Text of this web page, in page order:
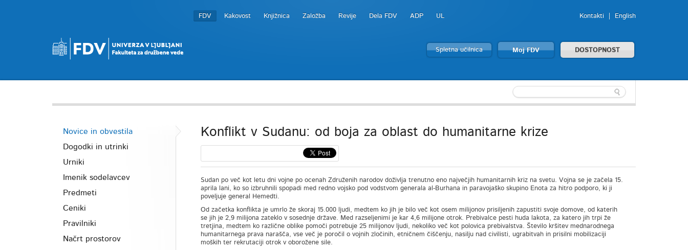
FDV Kakovost Knjižnica Založba Revije Dela FDV ADP UL Kontakti English
Spletna učilnica Moj FDV DOSTOPNOST
Novice in obvestila
Dogodki in utrinki
Urniki
Imenik sodelavcev
Predmeti
Ceniki
Pravilniki
Načrt prostorov
Konflikt v Sudanu: od boja za oblast do humanitarne krize
Sudan po več kot letu dni vojne po ocenah Združenih narodov doživlja trenutno eno največjih humanitarnih kriz na svetu. Vojna se je začela 15.
aprila lani, ko so izbruhnili spopadi med redno vojsko pod vodstvom generala al-Burhana in paravojaško skupino Enota za hitro podporo, ki ji
poveljuje general Hemedti.
Od začetka konflikta je umrlo že skoraj 15.000 ljudi, medtem ko jih je bilo več kot osem milijonov prisiljenih zapustiti svoje domove, od katerih
se jih je 2,9 milijona zateklo v sosednje države. Med razseljenimi je kar 4,6 milijone otrok. Prebivalce pesti huda lakota, za katero jih trpi že
tretjina, medtem ko različne oblike pomoči potrebuje 25 milijonov ljudi, nekoliko več kot polovica prebivalstva. Število kršitev mednarodnega
humanitarnega prava narašča, vse več je poročil o vojnih zločinih, etničnem čiščenju, nasilju nad civilisti, ugrabitvah in prisilni mobilizaciji
moških ter rekrutaciji otrok v oborožene sile.